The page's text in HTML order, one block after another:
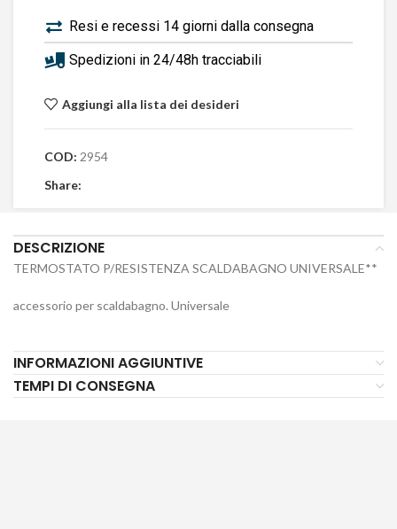
Resi e recessi 14 giorni dalla consegna
Spedizioni in 24/48h tracciabili
Aggiungi alla lista dei desideri
COD: 2954
Share:
DESCRIZIONE
TERMOSTATO P/RESISTENZA SCALDABAGNO UNIVERSALE**
accessorio per scaldabagno. Universale
INFORMAZIONI AGGIUNTIVE
TEMPI DI CONSEGNA